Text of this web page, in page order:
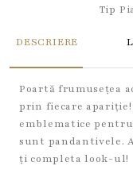
Tip
DESCRIERE
Poartă frumusețea
prin fiecare
emblematice
sunt pandantivele.
ți completa look-ul!